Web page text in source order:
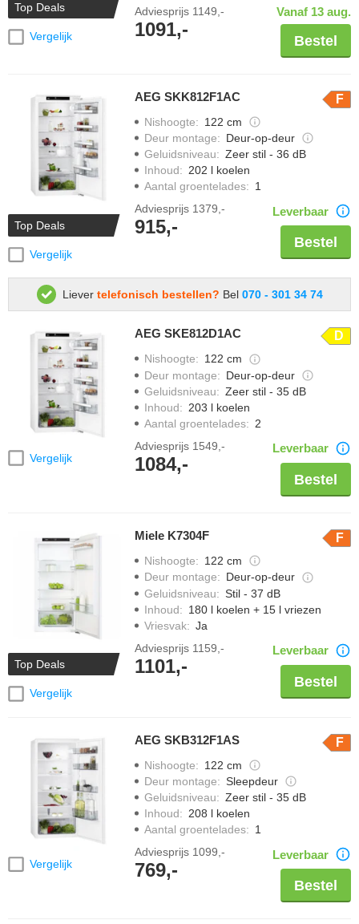
Top Deals
Vergelijk
Adviesprijs 1149,-
1091,-
Vanaf 13 aug.
Bestel
Top Deals
Vergelijk
AEG SKK812F1AC F
Nishoogte: 122 cm
Deur montage: Deur-op-deur
Geluidsniveau: Zeer stil - 36 dB
Inhoud: 202 l koelen
Aantal groentelades: 1
Adviesprijs 1379,-
915,-
Leverbaar
Bestel
Liever telefonisch bestellen? Bel 070 - 301 34 74
Vergelijk
AEG SKE812D1AC D
Nishoogte: 122 cm
Deur montage: Deur-op-deur
Geluidsniveau: Zeer stil - 35 dB
Inhoud: 203 l koelen
Aantal groentelades: 2
Adviesprijs 1549,-
1084,-
Leverbaar
Bestel
Top Deals
Vergelijk
Miele K7304F F
Nishoogte: 122 cm
Deur montage: Deur-op-deur
Geluidsniveau: Stil - 37 dB
Inhoud: 180 l koelen + 15 l vriezen
Vriesvak: Ja
Adviesprijs 1159,-
1101,-
Leverbaar
Bestel
Vergelijk
AEG SKB312F1AS F
Nishoogte: 122 cm
Deur montage: Sleepdeur
Geluidsniveau: Zeer stil - 35 dB
Inhoud: 208 l koelen
Aantal groentelades: 1
Adviesprijs 1099,-
769,-
Leverbaar
Bestel